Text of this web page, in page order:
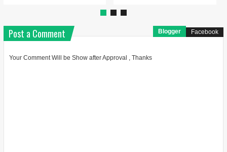
Post a Comment Blogger Facebook
Your Comment Will be Show after Approval , Thanks